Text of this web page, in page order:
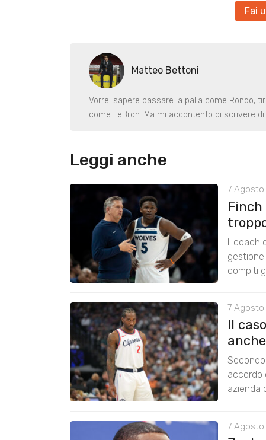
Fai
Matteo Bettoni
Vorrei sapere passare la palla come Rondo,
come LeBron. Ma mi accontento di scrivere
Leggi anche
7 Agosto
Finch
Il coach
gestione
compiti
7 Agosto
Il
accordo
azienda
7 Agosto